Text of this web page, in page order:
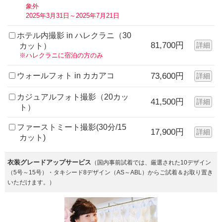
象外
2025年3月31日～2025年7月21日
ホテル内撮影 in ハレクラニ（30
カット）
※ハレクラニに宿泊の方のみ
81,700円 詳細
ウォールフォト in カカアコ 73,600円 詳細
カジュアルフォト撮影（20カッ
ト）
41,500円 詳細
ファーストミート撮影(30分/15
カット)
17,900円 詳細
衣装グレードアップサービス （国内事前試着では、厳選された10デザイン
（5号～15号）・タキシード8デザイン（AS～ABL）からご試着＆お取り置き
いただけます。）